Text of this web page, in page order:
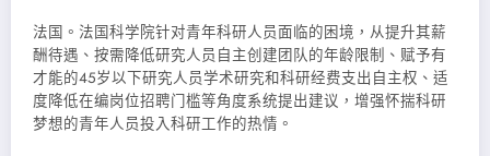
法国。法国科学院针对青年科研人员面临的困境，从提升其薪
酬待遇、按需降低研究人员自主创建团队的年龄限制、赋予有
才能的45岁以下研究人员学术研究和科研经费支出自主权、适
度降低在编岗位招聘门槛等角度系统提出建议，增强怀揣科研
梦想的青年人员投入科研工作的热情。